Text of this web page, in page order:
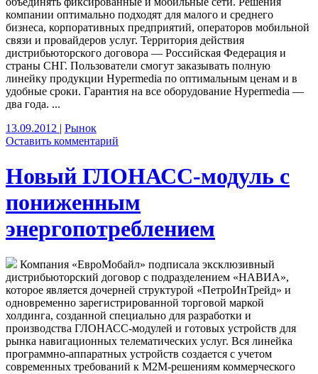
компании оптимально подходят для малого и среднего
бизнеса, корпоративных предприятий, операторов мобильной
связи и провайдеров услуг. Территория действия
дистрибьюторского договора — Российская Федерация и
страны СНГ. Пользователи смогут заказывать полную
линейку продукции Hypermedia по оптимальным ценам и в
удобные сроки. Гарантия на все оборудование Hypermedia —
два года. ...
13.09.2012 | Рынок
Оставить комментарий
Новый ГЛОНАСС-модуль с
пониженным
энергопотреблением
Компания «ЕвроМобайл» подписала эксклюзивный
дистрибьюторский договор с подразделением «НАВИА»,
которое является дочерней структурой «ПетроИнТрейд» и
одновременно зарегистрированной торговой маркой
холдинга, созданной специально для разработки и
производства ГЛОНАСС-модулей и готовых устройств для
рынка навигационных телематических услуг. Вся линейка
программно-аппаратных устройств создается с учетом
современных требований к М2М-решениям коммерческого